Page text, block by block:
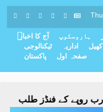
آج کا اخبار ہاروسکوپ
ٹیکنالوجی
اداریہ کھیل
پاکستان
صفحہ اول
-